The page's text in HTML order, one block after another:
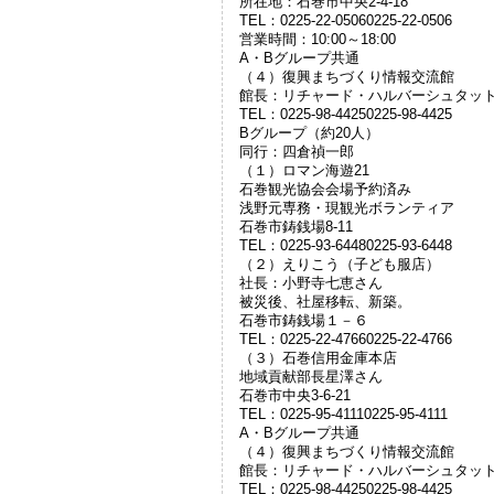
TEL：0225-22-05060225-22-0506
営業時間：10:00～18:00
A・Bグループ共通
（４）復興まちづくり情報交流館
館長：リチャード・ハルバーシュタッ
TEL：0225-98-44250225-98-4425
Bグループ（約20人）
同行：四倉禎一郎
（１）ロマン海遊21
石巻観光協会会場予約済み
浅野元専務・現観光ボランティア
石巻市鋳銭場8-11
TEL：0225-93-64480225-93-6448
（２）えりこう（子ども服店）
社長：小野寺七恵さん
被災後、社屋移転、新築。
石巻市鋳銭場１－６
TEL：0225-22-47660225-22-4766
（３）石巻信用金庫本店
地域貢献部長星澤さん
石巻市中央3-6-21
TEL：0225-95-41110225-95-4111
A・Bグループ共通
（４）復興まちづくり情報交流館
館長：リチャード・ハルバーシュタッ
TEL：0225-98-44250225-98-4425